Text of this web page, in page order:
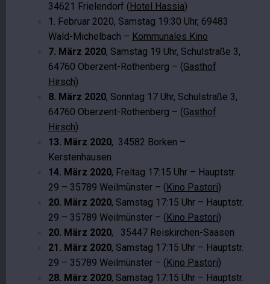
34621 Frielendorf (Hotel Hassia)
1. Februar 2020, Samstag 19:30 Uhr, 69483
Wald-Michelbach – Kommunales Kino
7. März 2020, Samstag 19 Uhr, Schulstraße 3,
64760 Oberzent-Rothenberg – (Gasthof
Hirsch)
8. März 2020, Sonntag 17 Uhr, Schulstraße 3,
64760 Oberzent-Rothenberg – (Gasthof
Hirsch)
13. März 2020, 34582 Borken –
Kerstenhausen
14. März 2020, Freitag 17:15 Uhr – Hauptstr.
29 – 35789 Weilmünster – (Kino Pastori)
20. März 2020, Samstag 17:15 Uhr – Hauptstr.
29 – 35789 Weilmünster – (Kino Pastori)
20. März 2020, 35447 Reiskirchen-Saasen
21. März 2020, Samstag 17:15 Uhr – Hauptstr.
29 – 35789 Weilmünster – (Kino Pastori)
28. März 2020, Samstag 17:15 Uhr – Hauptstr.